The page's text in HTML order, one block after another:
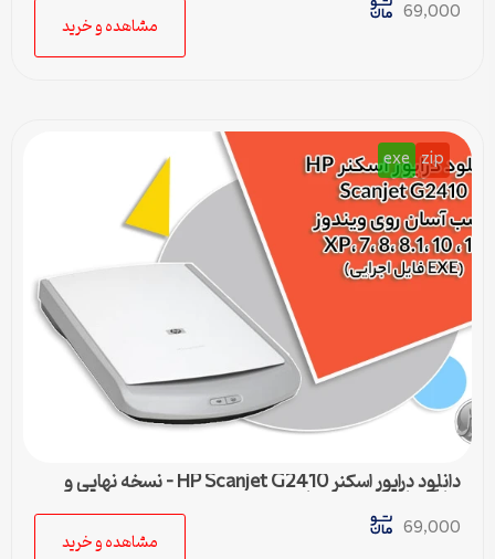
69,000
مشاهده و خرید
zip
exe
دانلود درایور اسکنر HP Scanjet G2410 – نسخه نهایی و
سازگار با تمام ویندوزها
69,000
مشاهده و خرید